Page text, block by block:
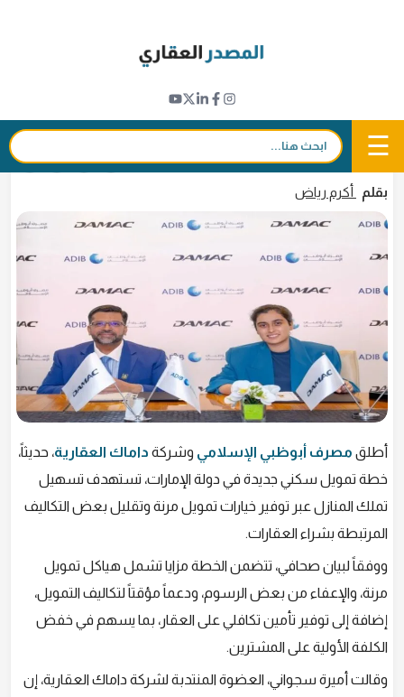
☰ بحث:
"أبوظبي الإسلامي" و"داماك" يطلقان خطط
مرنة للتمويل العقاري في الإمارات
21 مايو 2026 - 18:04 f
𝕏
in
بقلم أكرم رياض
أطلق مصرف أبوظبي الإسلامي وشركة داماك العقارية، حديثاً،
خطة تمويل سكني جديدة في دولة الإمارات، تستهدف تسهيل
تملك المنازل عبر توفير خيارات تمويل مرنة وتقليل بعض التكاليف
المرتبطة بشراء العقارات.
ووفقاً لبيان صحافي، تتضمن الخطة مزايا تشمل هياكل تمويل
مرنة، والإعفاء من بعض الرسوم، ودعماً مؤقتاً لتكاليف التمويل،
إضافة إلى توفير تأمين تكافلي على العقار، بما يسهم في خفض
الكلفة الأولية على المشترين.
وقالت أميرة سجواني، العضوة المنتدبة لشركة داماك العقارية، إن